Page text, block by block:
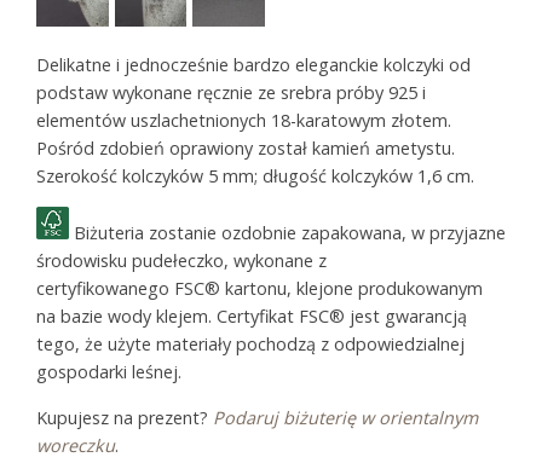
Delikatne i jednocześnie bardzo eleganckie kolczyki od
podstaw wykonane ręcznie ze srebra próby 925 i
elementów uszlachetnionych 18-karatowym złotem.
Pośród zdobień oprawiony został kamień ametystu.
Szerokość kolczyków 5 mm; długość kolczyków 1,6 cm.
Biżuteria zostanie ozdobnie zapakowana, w przyjazne
środowisku pudełeczko, wykonane z
certyfikowanego FSC® kartonu, klejone produkowanym
na bazie wody klejem. Certyfikat FSC® jest gwarancją
tego, że użyte materiały pochodzą z odpowiedzialnej
gospodarki leśnej.
Kupujesz na prezent? Podaruj biżuterię w orientalnym
woreczku.